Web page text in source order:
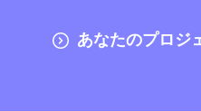
あなたのプロジ